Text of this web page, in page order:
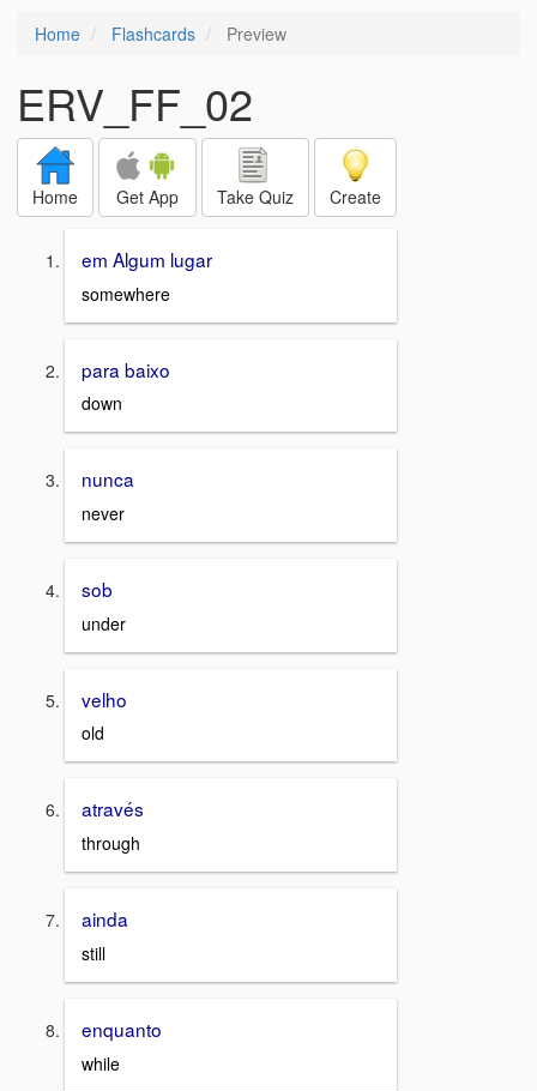
Home Flashcards Preview
ERV_FF_02
Home Get App Take Quiz Create
em Algum lugar
somewhere
para baixo
down
nunca
never
sob
under
velho
old
através
through
ainda
still
enquanto
while